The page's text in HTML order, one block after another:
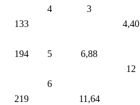
4
3
133 4,40
194 5
6,88
12
219
6
11,64